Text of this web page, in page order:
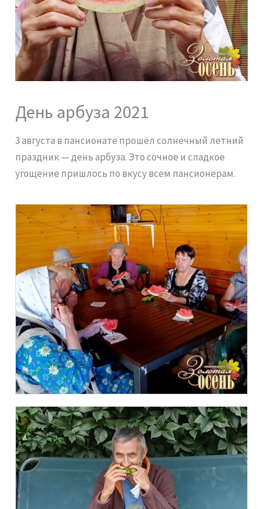
День арбуза 2021
3 августа в пансионате прошёл солнечный летний
праздник — день арбуза. Это сочное и сладкое
угощение пришлось по вкусу всем пансионерам.